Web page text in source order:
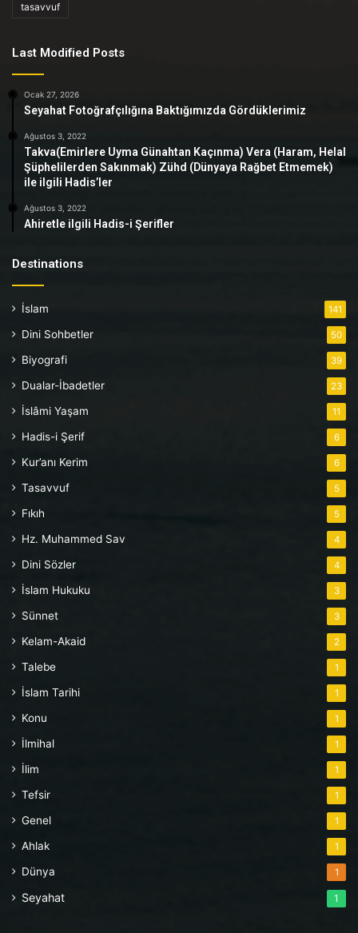
tasavvuf
Last Modified Posts
Ocak 27, 2026
Seyahat Fotoğrafçılığına Baktığımızda Gördüklerimiz
Ağustos 3, 2022
Takva(Emirlere Uyma Günahtan Kaçınma) Vera (Haram, Helal
Şüphelilerden Sakınmak) Zühd (Dünyaya Rağbet Etmemek)
ile ilgili Hadis’ler
Ağustos 3, 2022
Ahiretle ilgili Hadis-i Şerifler
Destinations
İslam 141
Dini Sohbetler 50
Biyografi 39
Dualar-İbadetler 23
İslâmi Yaşam 11
Hadis-i Şerif 6
Kur’anı Kerim 6
Tasavvuf 5
Fıkıh 5
Hz. Muhammed Sav 4
Dini Sözler 4
İslam Hukuku 3
Sünnet 3
Kelam-Akaid 2
Talebe 1
İslam Tarihi 1
Konu 1
İlmihal 1
İlim 1
Tefsir 1
Genel 1
Ahlak 1
Dünya 1
Seyahat 1